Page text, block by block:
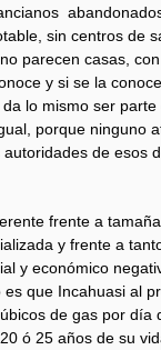
sin centros de
parecen casas,
y si se la
lo mismo ser
porque ninguno
de esos
frente a
y frente a
y económico
que Incahuasi al
de gas por día
ó 25 años de su